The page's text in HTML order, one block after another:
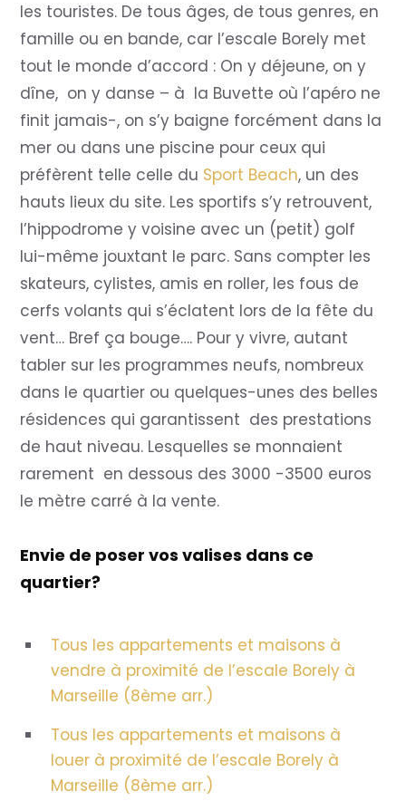
les touristes. De tous âges, de tous genres, en
famille ou en bande, car l’escale Borely met
tout le monde d’accord : On y déjeune, on y
dîne, on y danse – à la Buvette où l’apéro ne
finit jamais-, on s’y baigne forcément dans la
mer ou dans une piscine pour ceux qui
préfèrent telle celle du Sport Beach, un des
hauts lieux du site. Les sportifs s’y retrouvent,
l’hippodrome y voisine avec un (petit) golf
lui-même jouxtant le parc. Sans compter les
skateurs, cylistes, amis en roller, les fous de
cerfs volants qui s’éclatent lors de la fête du
vent… Bref ça bouge…. Pour y vivre, autant
tabler sur les programmes neufs, nombreux
dans le quartier ou quelques-unes des belles
résidences qui garantissent des prestations
de haut niveau. Lesquelles se monnaient
rarement en dessous des 3000 -3500 euros
le mètre carré à la vente.
Envie de poser vos valises dans ce
quartier?
Tous les appartements et maisons à
vendre à proximité de l’escale Borely à
Marseille (8ème arr.)
Tous les appartements et maisons à
louer à proximité de l’escale Borely à
Marseille (8ème arr.)